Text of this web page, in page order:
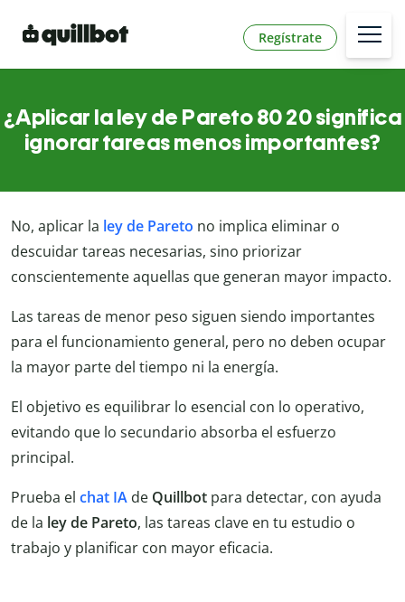
Regístrate
¿Aplicar la ley de Pareto 80 20 significa
ignorar tareas menos importantes?
No, aplicar la ley de Pareto no implica eliminar o
descuidar tareas necesarias, sino priorizar
conscientemente aquellas que generan mayor impacto.
Las tareas de menor peso siguen siendo importantes
para el funcionamiento general, pero no deben ocupar
la mayor parte del tiempo ni la energía.
El objetivo es equilibrar lo esencial con lo operativo,
evitando que lo secundario absorba el esfuerzo
principal.
Prueba el chat IA de Quillbot para detectar, con ayuda
de la ley de Pareto, las tareas clave en tu estudio o
trabajo y planificar con mayor eficacia.